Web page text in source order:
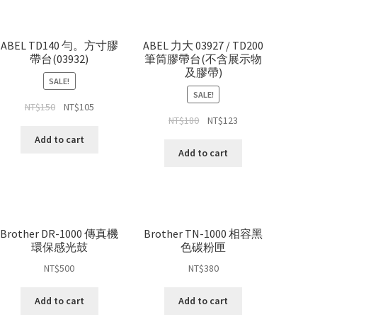
ABEL TD140 勻。方寸膠
帶台(03932)
SALE!
NT$150 NT$105
Add to cart
ABEL 力大 03927 / TD200
筆筒膠帶台(不含展示物
及膠帶)
SALE!
NT$180 NT$123
Add to cart
Brother DR-1000 傳真機
環保感光鼓
NT$500
Add to cart
Brother TN-1000 相容黑
色碳粉匣
NT$380
Add to cart